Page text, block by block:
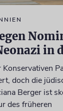
in
Konservativen
doch die
Berger ist
des früheren